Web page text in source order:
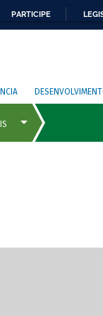
PARTICIPE